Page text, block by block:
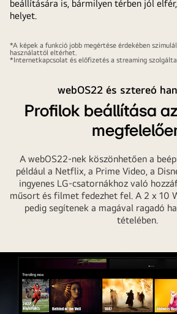
beállítására is, bármilyen térben jól
helyet.
*A képek a funkció jobb megértése érdekében
használattól eltérhet.
*Internetkapcsolat és előfizetés a streaming
webOS22 és sztereó
Profilok beállítása
A webOS22-nek köszönhetően a
például a Netflix, a Prime Video, a
ingyenes LG-csatornákhoz való
műsort és filmet fedezhet fel. A 2 x 10
pedig segítenek a magával ragadó
tételében.